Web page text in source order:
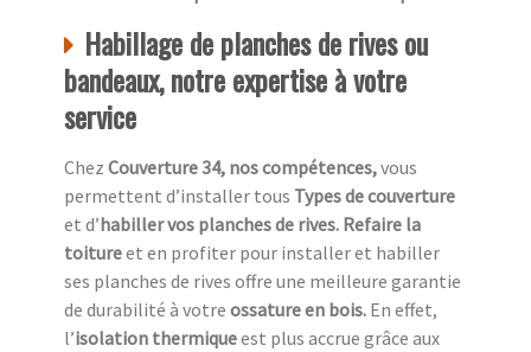
Habillage de planches de rives ou
bandeaux, notre expertise à votre
service
Chez Couverture 34, nos compétences,vous
permettent d’installer tous Types de couverture
et d’habiller vos planches de rives. Refaire la
toitureet en profiter pour installer et habiller
ses planches de rives offre une meilleure garantie
de durabilité à votre ossature en bois. En effet,
l’isolation thermiqueest plus accrue grâce aux